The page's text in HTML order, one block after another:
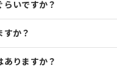
らいですか？
すか？
ありますか？